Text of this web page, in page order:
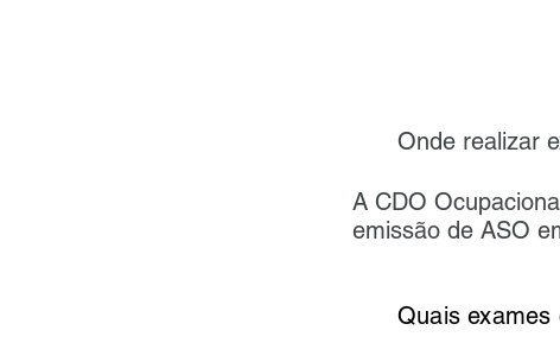
Onde realizar
A CDO
emissão de ASO
Quais